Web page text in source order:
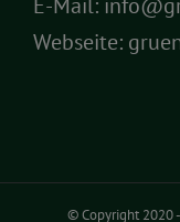
Webseite:
© Copyright 2020 -